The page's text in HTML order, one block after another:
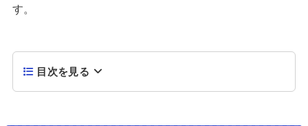
す。
目次を見る